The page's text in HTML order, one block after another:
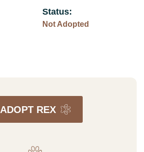
Status:
Not Adopted
ADOPT REX